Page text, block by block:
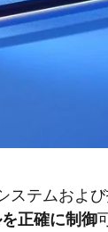
ステムおよ
正確に制御